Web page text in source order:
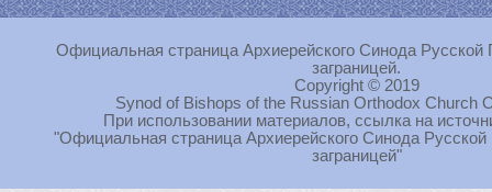
Официальная страница Архиерейского Синода Русской
заграницей.
Copyright © 2019
Synod of Bishops of the Russian Orthodox Church
При использовании материалов, ссылка на
"Официальная страница Архиерейского Синода
заграницей"